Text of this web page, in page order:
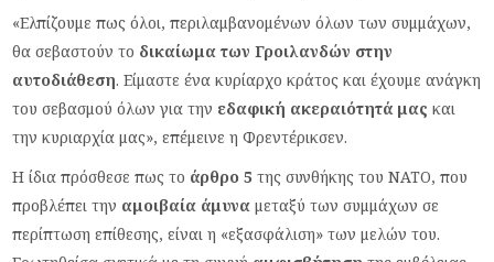
«Ελπίζουμε πως όλοι, περιλαμβανομένων όλων των συμμάχων,
θα σεβαστούν το δικαίωμα των Γροιλανδών στην
αυτοδιάθεση. Είμαστε ένα κυρίαρχο κράτος και έχουμε ανάγκη
του σεβασμού όλων για την εδαφική ακεραιότητά μας και
την κυριαρχία μας», επέμεινε η Φρεντέρικσεν.
Η ίδια πρόσθεσε πως το άρθρο 5της συνθήκης του ΝΑΤΟ, που
προβλέπει την αμοιβαία άμυνα μεταξύ των συμμάχων σε
περίπτωση επίθεσης, είναι η «εξασφάλιση» των μελών του.